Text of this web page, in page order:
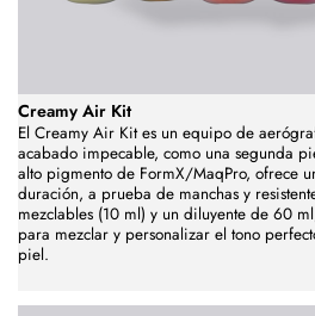
Creamy Air Kit
El Creamy Air Kit es un equipo de
acabado impecable, como una segunda
alto pigmento de FormX/MaqPro, ofrece
duración, a prueba de manchas y
mezclables (10 ml) y un diluyente de 60
para mezclar y personalizar el tono
piel.